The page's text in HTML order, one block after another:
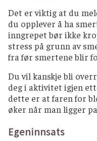
Det er viktig at du
du opplever å ha
inngrepet bør ikke
stress på grunn av
fra før smertene blir
Du vil kanskje bli
deg i aktivitet igjen
dette er at faren for
øker når man ligger
Egeninnsats